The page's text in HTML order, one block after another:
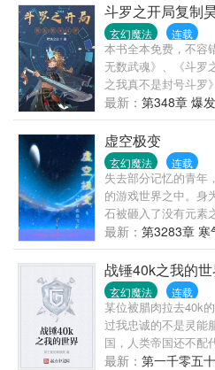
斗罗之开局复制
玄幻魔法 连载
本书全本免费，不容
无数武魂》、《斗罗
之我真不是封号斗罗
《斗罗之签到女神无
不群穿越斗罗大陆，
了他牛比哄哄的人生
斗罗？雷霆斗罗、菊
是谁不重要，我只想
比你强。因为我能创
愿依附！”“七宝琉璃
殿愿依附！”“象甲宗
不群却道：“算了算了
了。”叶不群：“这个
啊。
已有超过百万字老书
贼之死神副船长》，
49879
最新： 第348章 爆
虚空极变
玄幻魔法 连载
失去部分记忆的青年
的游戏世界之中。身
石被砸入了没有元素
的东大陆。以旁人眼
下的旅程。但，这里
玩家的...
最新： 第3283章 寒
战锤40k之我的
玄幻魔法 连载
某位被腊肉拉去40k
过我忠诚的不是灵能
国，人类帝国还不配
座，为了上上善道，
最新： 第一千零五